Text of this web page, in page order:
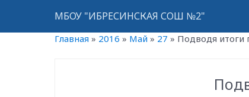
МБОУ "ИБРЕСИНСКАЯ СОШ №2"
Главная » 2016 » Май » 27 » Подводя итоги